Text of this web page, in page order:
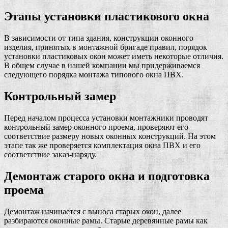
Этапы установки пластикового окна
В зависимости от типа здания, конструкции оконного
изделия, принятых в монтажной бригаде правил, порядок
установки пластиковых окон может иметь некоторые отличия.
В общем случае в нашей компании мы придерживаемся
следующего порядка монтажа типового окна ПВХ.
Контрольный замер
Перед началом процесса установки монтажники проводят
контрольный замер оконного проема, проверяют его
соответствие размеру новых оконных конструкций. На этом
этапе так же проверяется комплектация окна ПВХ и его
соответствие заказ-наряду.
Демонтаж старого окна и подготовка
проема
Демонтаж начинается с выноса старых окон, далее
разбираются оконные рамы. Старые деревянные рамы как